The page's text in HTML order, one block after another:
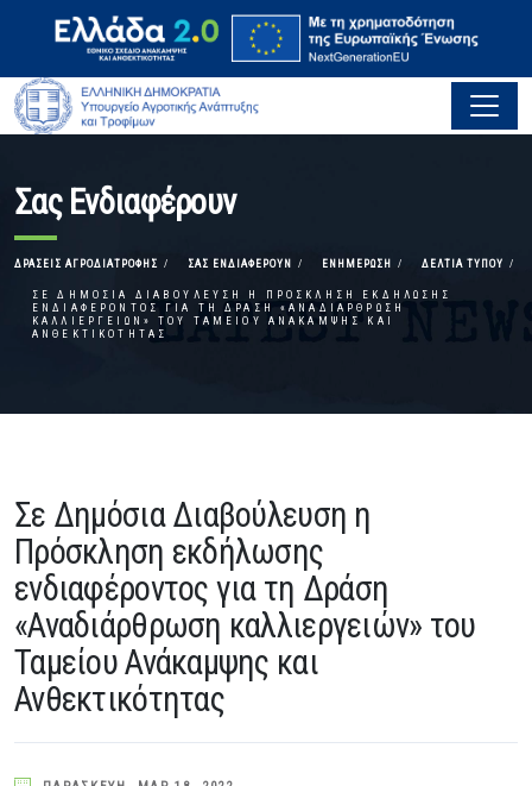
Σας Ενδιαφέρουν
ΔΡΆΣΕΙΣ ΑΓΡΟΔΙΑΤΡΟΦΉΣ ΣΑΣ ΕΝΔΙΑΦΈΡΟΥΝ ΕΝΗΜΈΡΩΣΗ ΔΕΛΤΊΑ ΤΎΠΟΥ
ΣΕ ΔΗΜΌΣΙΑ ΔΙΑΒΟΎΛΕΥΣΗ Η ΠΡΌΣΚΛΗΣΗ ΕΚΔΉΛΩΣΗΣ
ΕΝΔΙΑΦΈΡΟΝΤΟΣ ΓΙΑ ΤΗ ΔΡΆΣΗ «ΑΝΑΔΙΆΡΘΡΩΣΗ
ΚΑΛΛΙΕΡΓΕΙΏΝ» ΤΟΥ ΤΑΜΕΊΟΥ ΑΝΆΚΑΜΨΗΣ ΚΑΙ
ΑΝΘΕΚΤΙΚΌΤΗΤΑΣ
Σε Δημόσια Διαβούλευση η
Πρόσκληση εκδήλωσης
ενδιαφέροντος για τη Δράση
«Αναδιάρθρωση καλλιεργειών» του
Ταμείου Ανάκαμψης και
Ανθεκτικότητας